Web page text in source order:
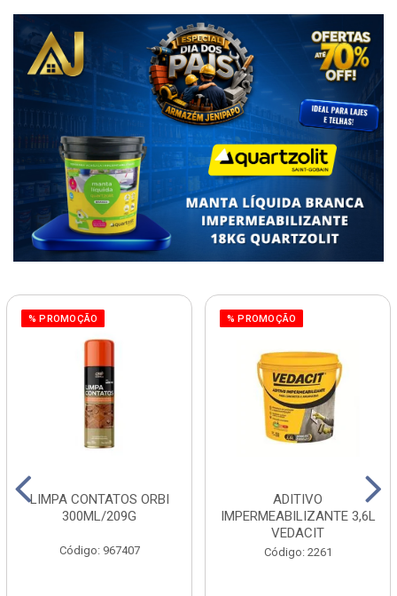
% PROMOÇÃO
LIMPA CONTATOS ORBI
300ML/209G
Código: 967407
% PROMOÇÃO
ADITIVO
IMPERMEABILIZANTE 3,6L
VEDACIT
Código: 2261